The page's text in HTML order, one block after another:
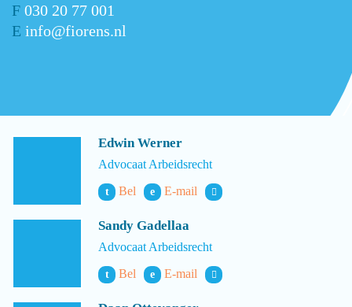
F 030 20 77 001
E info@fiorens.nl
Edwin Werner
Advocaat Arbeidsrecht
t Bel e E-mail
Sandy Gadellaa
Advocaat Arbeidsrecht
t Bel e E-mail